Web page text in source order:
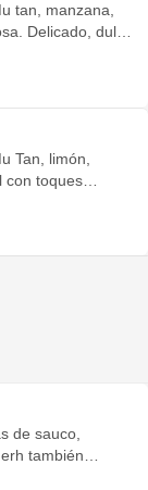
tan, manzana,
lo que permite
y elastina
Tan, limón,
lo que permite